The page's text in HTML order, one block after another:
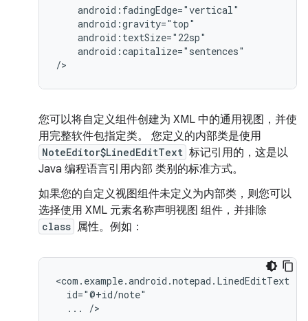
android:capitalize="sentences"
/>
您可以将自定义组件创建为 XML 中的通用视图，并使
用完整软件包指定类。 您定义的内部类是使用
NoteEditor$LinedEditText 标记引用的，这是以
Java 编程语言引用内部 类别的标准方式。
如果您的自定义视图组件未定义为内部类，则您可以
选择使用 XML 元素名称声明视图 组件，并排除
class 属性。例如：
...
/>